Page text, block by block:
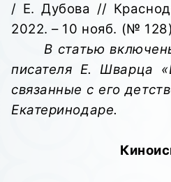
/ Е. Дубова //
2022. – 10 нояб. (№
В статью
писателя Е. Шварца
связанные с его
Екатеринодаре.